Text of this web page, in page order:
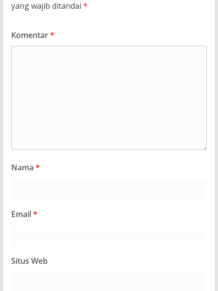
yang wajib ditandai *
Komentar*
Nama *
Email*
Situs Web